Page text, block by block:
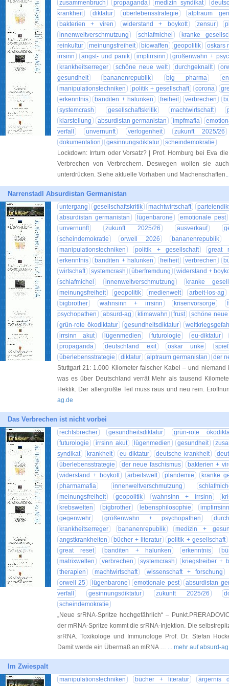
zusammenbruch propaganda medizin syndikat
krankheit
diktatur überlebensstrategie
alptraum
bakterien + viren
widerstand + boykott zensur
innenweltverschmutzung
schlafmichel
kranke
reinkultur
meinungsfreiheit biowaffen geopolitik
oskars
irrsinn
angst- und panik impfirrsinn
größenwahn +
krankheitserreger
schöne neue welt durchgeknallt
gesundheit
bananenrepublik big pharma
manipulationstechniken
politik + gesellschaft corona
erkenntnis
banditen + halunken freiheit verbrechen
systemcrash
gesellschaftskritik machtwirtschaft
klarstellung
absurdistan germanistan impfmafia
verfall
unvernunft verlogenheit
zukunft 2025/26
dokumentation
gesinnungsdiktatur
scheindemokratie
Lockdown: Irrtum oder Vorsatz? | Prof. Homburg bei Eva
Verbrechen von Verbrechern. Deswegen wollen sie
unterdrücken. Siehe aktuelle Vorhaben und Machenschaften.
Narrenstadl Absurdistan Germanistan
untergang gesellschaftskritik machtwirtschaft
absurdistan germanistan
lügenbarone
emotionale pest
unvernunft
zukunft 2025/26 ausverkauf
scheindemokratie
orwell 2026
bananenrepublik
manipulationstechniken
politik + gesellschaft
great
erkenntnis
banditen + halunken freiheit verbrechen
wirtschaft
systemcrash überfremdung
widerstand +
schlafmichel
innenweltverschmutzung
kranke
meinungsfreiheit
geopolitik medienwelt
arbeit-los-ag
bigbrother
wahnsinn + irrsinn krisenvorsorge
psychopathen
absurd-ag klimawahn frust
schöne
grün-rote ökodiktatur
gesundheitsdiktatur
irrsinn akut
lügenmedien futurologie
eu-diktatur
propaganda
deutschland exit oskar unke
überlebensstrategie
diktatur alptraum germanistan
der
Stuttgart 21: 1.000 Kilometer falscher Kabel – und
was es über Deutschland verrät Mehr als tausend
Hektik. Der allergrößte Teil muss raus und neu rein.
ag.de
Das Verbrechen ist nicht vorbei
rechtsbrecher gesundheitsdiktatur
grün-rote
futurologie
irrsinn akut lügenmedien gesundheit
syndikat
krankheit eu-diktatur deutsche krankheit
überlebensstrategie
der neue faschismus
bakterien +
widerstand + boykott
arbeitswelt plandemie
kranke
pharmamafia
innenweltverschmutzung
meinungsfreiheit
geopolitik wahnsinn + irrsinn
krebswelten
bigbrother lebensphilosophie
impfirrsinn
gegenwehr
größenwahn + psychopathen
krankheitserreger
bananenrepublik
medizin +
angstkrankheiten
bücher + literatur
politik + gesellschaft
great reset
banditen + halunken erkenntnis
matrixwelten
verbrechen systemcrash
kriegstreiber +
therapien
machtwirtschaft
wissenschaft + forschung
orwell 25
lügenbarone emotionale pest
absurdistan
verfall
gesinnungsdiktatur zukunft 2025/26
scheindemokratie
„Neue srRNA-Spritze hochgefährlich“ –
der mRNA-Spritze kommt die srRNA-Injektion. Die
srRNA. Toxikologe und Immunologe Prof. Dr. Stefan
Damit werde ein Übermaß an mRNA … ... mehr auf absurd-
Im Zwiespalt
manipulationstechniken bücher + literatur
ärgernis